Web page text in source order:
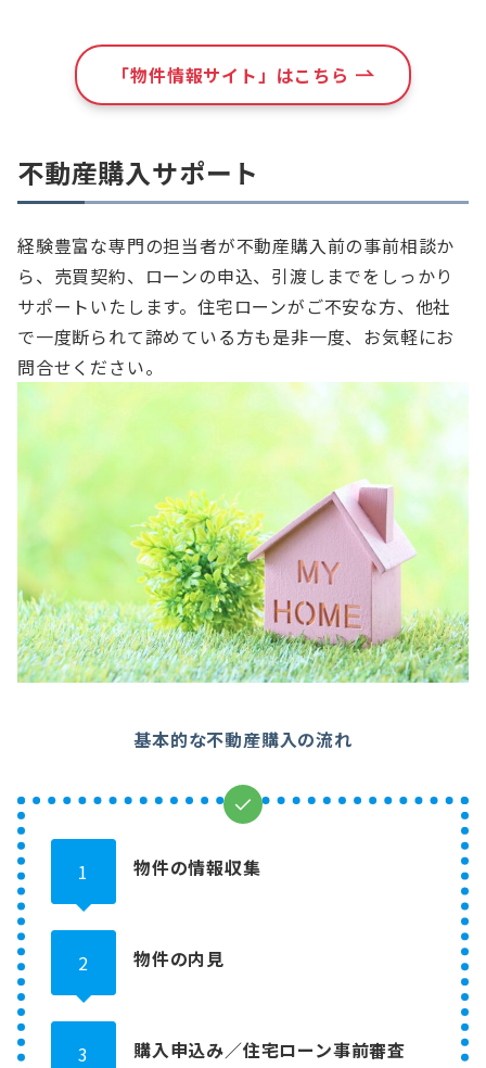
「物件情報サイト」はこちら
不動産購入サポート
経験豊富な専門の担当者が不動産購入前の事前相談か
ら、売買契約、ローンの申込、引渡しまでをしっかり
サポートいたします。住宅ローンがご不安な方、他社
で一度断られて諦めている方も是非一度、お気軽にお
問合せください。
基本的な不動産購入の流れ
1 物件の情報収集
2 物件の内見
3 購入申込み／住宅ローン事前審査